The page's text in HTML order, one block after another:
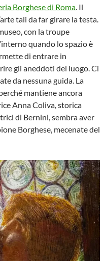
Borghese di Roma. Il
tali da far girare la testa.
con la troupe
quando lo spazio è
di entrare in
gli aneddoti del luogo. Ci
da nessuna guida. La
mantiene ancora
Anna Coliva, storica
di Bernini, sembra aver
Borghese, mecenate del